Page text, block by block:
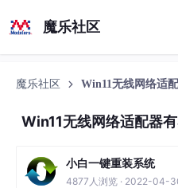
魔乐社区
魔乐社区 Win11无线网络适
Win11无线网络适配器
小白一键重装系统
4877人浏览 · 2022-04-